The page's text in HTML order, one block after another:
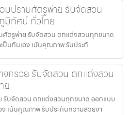
ปราบศัตรูพ่าย รับจัดสวน
มิทัศน์ ทั่วไทย
ตรูพ่าย รับจัดสวน ตกแต่งสวนทุกขนาด
ป็นกันเอง เน้นคุณภาพ รับประกั
กรวย รับจัดสวน ตกแต่งสวน
ย
บจัดสวน ตกแต่งสวนทุกขนาด ออกแบบ
เน้นคุณภาพ รับประกันความสวยงา